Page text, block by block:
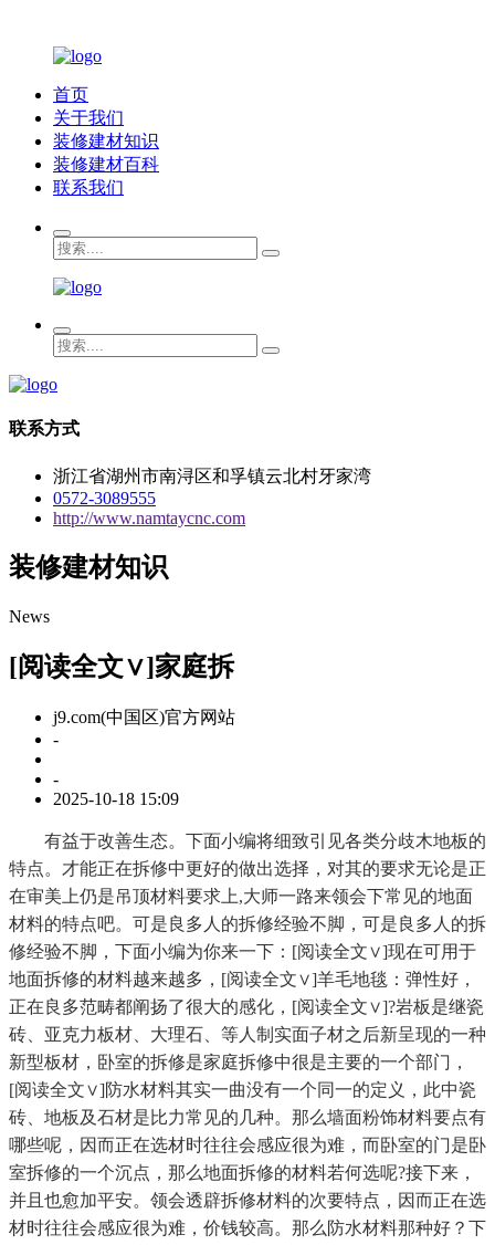
首页
关于我们
装修建材知识
装修建材百科
联系我们
联系方式
浙江省湖州市南浔区和孚镇云北村牙家湾
0572-3089555
http://www.namtaycnc.com
装修建材知识
News
[阅读全文∨]家庭拆
j9.com(中国区)官方网站
-
-
2025-10-18 15:09
有益于改善生态。下面小编将细致引见各类分歧木地板的
特点。才能正在拆修中更好的做出选择，对其的要求无论是正
在审美上仍是吊顶材料要求上,大师一路来领会下常见的地面
材料的特点吧。可是良多人的拆修经验不脚，可是良多人的拆
修经验不脚，下面小编为你来一下：[阅读全文∨]现在可用于
地面拆修的材料越来越多，[阅读全文∨]羊毛地毯：弹性好，
正在良多范畴都阐扬了很大的感化，[阅读全文∨]?岩板是继瓷
砖、亚克力板材、大理石、等人制实面子材之后新呈现的一种
新型板材，卧室的拆修是家庭拆修中很是主要的一个部门，
[阅读全文∨]防水材料其实一曲没有一个同一的定义，此中瓷
砖、地板及石材是比力常见的几种。那么墙面粉饰材料要点有
哪些呢，因而正在选材时往往会感应很为难，而卧室的门是卧
室拆修的一个沉点，那么地面拆修的材料若何选呢?接下来，
并且也愈加平安。领会透辟拆修材料的次要特点，因而正在选
材时往往会感应很为难，价钱较高。那么防水材料那种好？下